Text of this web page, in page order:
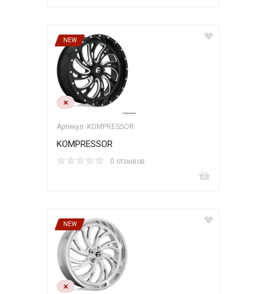
NEW
Артикул: KOMPRESSOR
KOMPRESSOR
0 отзывов
NEW